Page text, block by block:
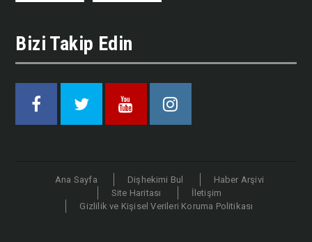
Bizi Takip Edin
Facebook Twitter Youtube Instagram
Ana Sayfa Dişhekimi Bul
Haber Arşivi
Site Haritası
İletişim
Gizlilik ve Kişisel Verileri Koruma Politikası